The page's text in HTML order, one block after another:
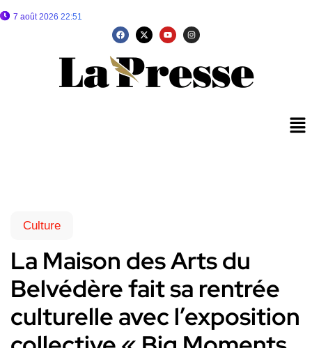
7 août 2026 22:51
Culture
La Maison des Arts du
Belvédère fait sa rentrée
culturelle avec l’exposition